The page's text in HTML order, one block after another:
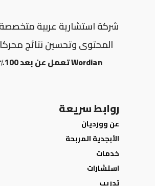
شركة استشارية عربية
المحتوى وتحسين نتائج
Wordian تعمل عن بعد 100٪ بفخر.
روابط سريعة
عن وورديان
الأبجدية المربحة
خدمات
استشارات
تدريب